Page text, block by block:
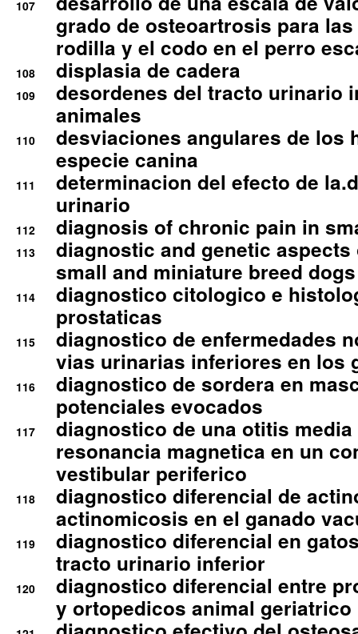
107
grado de osteoartrosis para
rodilla y el codo en el perro
108 displasia de cadera
109
desordenes del tracto urinario
animales
110
desviaciones angulares de los
especie canina
111
determinacion del efecto de
urinario
112 diagnosis of chronic pain in
113
diagnostic and genetic
small and miniature breed
114
diagnostico citologico e
prostaticas
115
diagnostico de enfermedades
vias urinarias inferiores en los
116
diagnostico de sordera en
potenciales evocados
117
diagnostico de una otitis
resonancia magnetica en un
vestibular periferico
118
diagnostico diferencial de
actinomicosis en el ganado
119
diagnostico diferencial en
tracto urinario inferior
120
diagnostico diferencial entre
y ortopedicos animal geriatrico